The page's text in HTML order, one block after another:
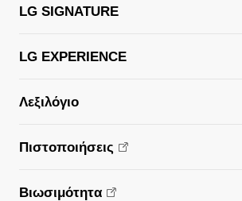
LG SIGNATURE
LG EXPERIENCE
Λεξιλόγιο
Πιστοποιήσεις
Βιωσιμότητα